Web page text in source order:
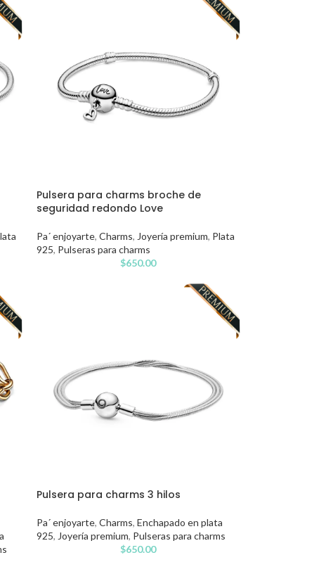
Pulsera para charms broche de
seguridad redondo Love
Pa´ enjoyarte, Charms, Joyería premium, Plata
925, Pulseras para charms
$650.00
Pulsera para charms 3 hilos
Pa´ enjoyarte, Charms, Enchapado en plata
925, Joyería premium, Pulseras para charms
$650.00